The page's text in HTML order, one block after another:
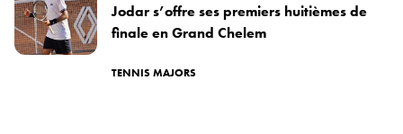
Jodar s’offre ses premiers huitièmes de
finale en Grand Chelem
TENNIS MAJORS